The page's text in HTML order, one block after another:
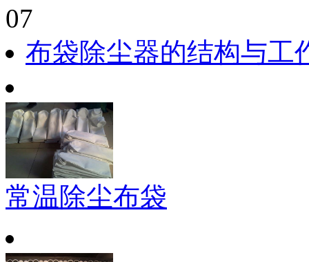
07
布袋除尘器的结构与工
常温除尘布袋